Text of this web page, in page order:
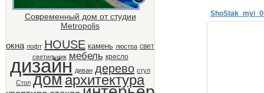
Современный дом от студии
Metropolis
окна лофт HOUSE камень люстра свет
светильник мебель кресло
дизайн диван дерево стул
Стол домархитектура